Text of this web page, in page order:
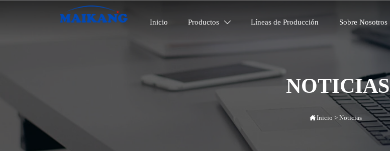
Inicio Productos  Líneas de Producción Sobre Nosotros
NOTICIAS
Inicio > Noticias